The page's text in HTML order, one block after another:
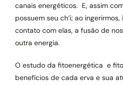
canais energéticos. E, assim
possuem seu ch’i; ao
contato com elas, a fusão de
outra energia.
O estudo da fitoenergética e
benefícios de cada erva e sua